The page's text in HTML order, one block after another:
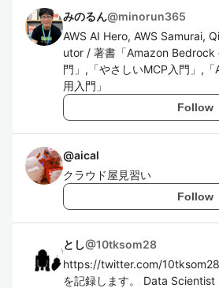
みのるん@minorun365
AWS AI Hero, AWS Samurai,
utor / 著書「Amazon Bedrock
門」,「やさしいMCP入門」,
用入門」
Follow
@aical
クラウド屋見習い
Follow
とし@10tksom28
https://twitter.com/
を記録します。 Data Scientist